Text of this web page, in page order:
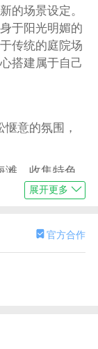
的场景设定。
于阳光明媚的
传统的庭院场
搭建属于自己
意的氛围，
滩，收集特色
玩家需要合理
展开更多
官方合作